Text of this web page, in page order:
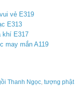
vẻ E319
E313
khí E317
may mắn A119
Thanh Ngọc tượng phật